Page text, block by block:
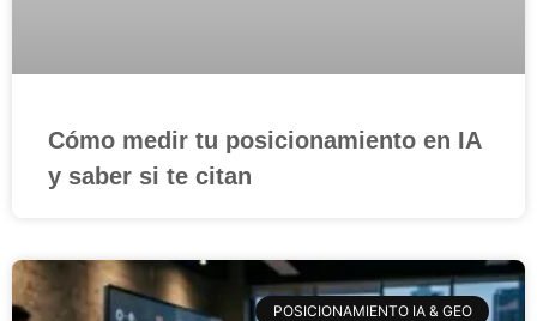
Cómo medir tu posicionamiento en IA
y saber si te citan
POSICIONAMIENTO IA & GEO